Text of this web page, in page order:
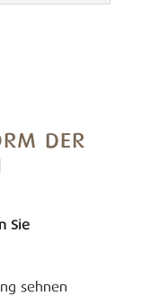
DER
Sie
sehnen